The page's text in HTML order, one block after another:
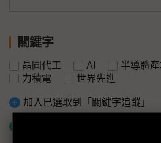
關鍵字
晶圓代工 AI 半導體
力積電
世界先進
加入已選取到「關鍵字追蹤」